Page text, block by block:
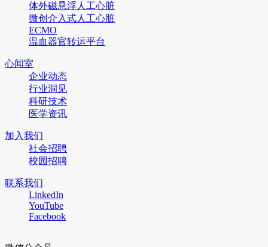
体外磁悬浮人工心脏
微创介入式人工心脏
ECMO
温血器官转运平台
心闻室
企业动态
行业洞见
科研技术
医学资讯
加入我们
社会招聘
校园招聘
联系我们
LinkedIn
YouTube
Facebook